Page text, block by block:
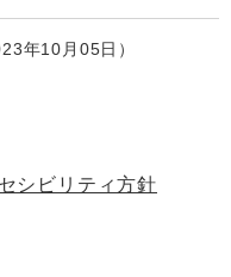
年10月05日
シビリティ方針